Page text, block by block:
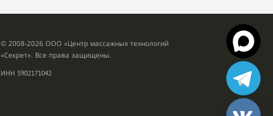
© 2008-2026 ООО «Центр массажных технологий
«Секрет». Все права защищены.
ИНН 5902171042